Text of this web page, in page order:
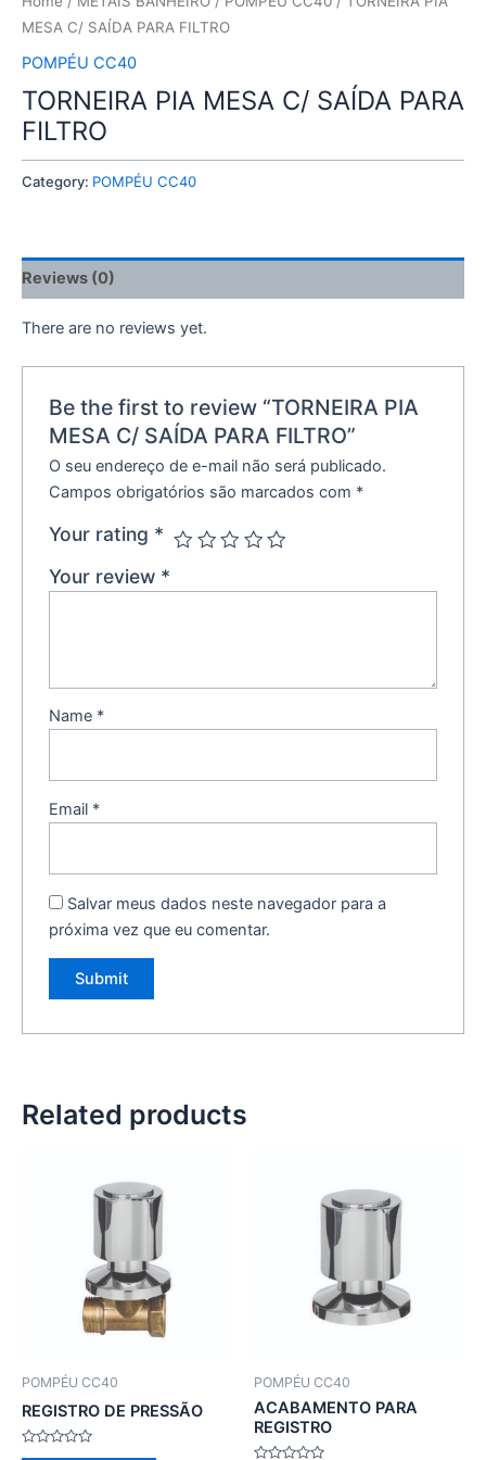
MESA C/ SAÍDA PARA FILTRO
POMPÉU CC40
TORNEIRA PIA MESA C/ SAÍDA PARA
FILTRO
Category: POMPÉU CC40
Reviews (0)
There are no reviews yet.
Be the first to review “TORNEIRA PIA
MESA C/ SAÍDA PARA FILTRO”
O seu endereço de e-mail não será publicado.
Campos obrigatórios são marcados com *
Your rating *
Your review *
Name *
Email *
Salvar meus dados neste navegador para a
próxima vez que eu comentar.
Related products
POMPÉU CC40
REGISTRO DE PRESSÃO
Rated
POMPÉU CC40
ACABAMENTO PARA
REGISTRO